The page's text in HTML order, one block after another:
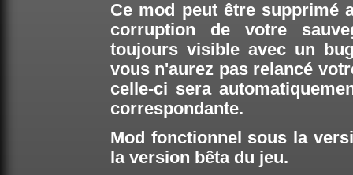
Ce mod peut être supprimé
corruption de votre
toujours visible avec un
vous n'aurez pas relancé
celle-ci sera
correspondante.
Mod fonctionnel sous la
la version bêta du jeu.